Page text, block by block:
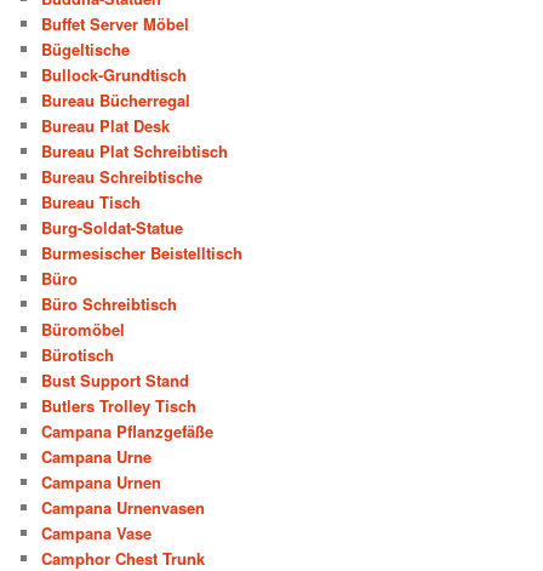
Buffet Server Möbel
Bügeltische
Bullock-Grundtisch
Bureau Bücherregal
Bureau Plat Desk
Bureau Plat Schreibtisch
Bureau Schreibtische
Bureau Tisch
Burg-Soldat-Statue
Burmesischer Beistelltisch
Büro
Büro Schreibtisch
Büromöbel
Bürotisch
Bust Support Stand
Butlers Trolley Tisch
Campana Pflanzgefäße
Campana Urne
Campana Urnen
Campana Urnenvasen
Campana Vase
Camphor Chest Trunk